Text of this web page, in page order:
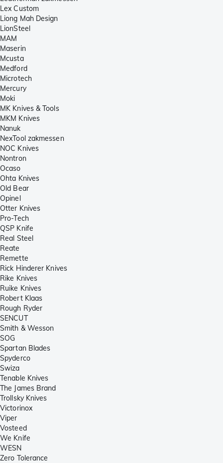
Lex Custom
Liong Mah Design
LionSteel
MAM
Maserin
Mcusta
Medford
Microtech
Mercury
Moki
MK Knives & Tools
MKM Knives
Nanuk
NexTool zakmessen
NOC Knives
Nontron
Ocaso
Ohta Knives
Old Bear
Opinel
Otter Knives
Pro-Tech
QSP Knife
Real Steel
Reate
Remette
Rick Hinderer Knives
Rike Knives
Ruike Knives
Robert Klaas
Rough Ryder
SENCUT
Smith & Wesson
SOG
Spartan Blades
Spyderco
Swiza
Tenable Knives
The James Brand
Trollsky Knives
Victorinox
Viper
Vosteed
We Knife
WESN
Zero Tolerance